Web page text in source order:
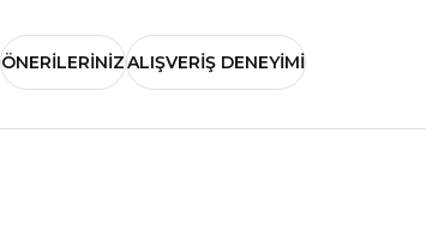
ÖNERILERINIZALIŞVERIŞ DENEYIMI